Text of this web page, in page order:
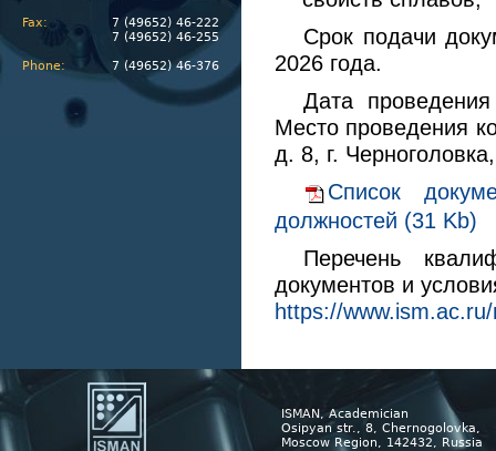
Fax:
7 (49652) 46-222
7 (49652) 46-255
Phone:
7 (49652) 46-376
Срок подачи
2026 года.
Дата
Место проведения
д. 8, г.
Список
должностей (31 Kb)
Перечень
документов и
https://
ISMAN, Academician
Osipyan str., 8, Chernogolovka,
Moscow Region, 142432, Russia